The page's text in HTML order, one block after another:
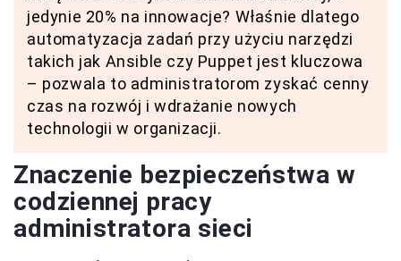
jedynie 20% na innowacje? Właśnie dlatego
automatyzacja zadań przy użyciu narzędzi
takich jak Ansible czy Puppet jest kluczowa
– pozwala to administratorom zyskać cenny
czas na rozwój i wdrażanie nowych
technologii w organizacji.
Znaczenie bezpieczeństwa w
codziennej pracy
administratora sieci